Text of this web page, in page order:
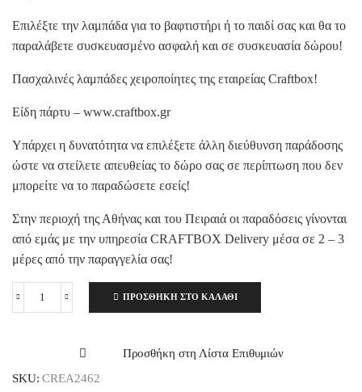
Επιλέξτε την λαμπάδα για το βαφτιστήρι ή το παιδί σας και θα το
παραλάβετε συσκευασμένο ασφαλή και σε συσκευασία δώρου!
Πασχαλινές λαμπάδες χειροποίητες της εταιρείας Craftbox!
Είδη πάρτυ – www.craftbox.gr
Υπάρχει η δυνατότητα να επιλέξετε άλλη διεύθυνση παράδοσης
ώστε να στείλετε απευθείας το δώρο σας σε περίπτωση που δεν
μπορείτε να το παραδώσετε εσείς!
Στην περιοχή της Αθήνας και του Πειραιά οι παραδόσεις γίνονται
από εμάς με την υπηρεσία CRAFTBOX Delivery μέσα σε 2 – 3
μέρες από την παραγγελία σας!
Paw
Πασχαλινή
1
ΠΡΟΣΘΉΚΗ ΣΤΟ ΚΑΛΆΘΙ
Προσθήκη στη Λίστα Επιθυμιών
SKU: CREA2462